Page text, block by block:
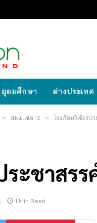
อุดมศึกษา ต่างประเทศ
» สพม.เขต 12 » โรงเรียนวิเชียร
ระชาสร
1 Min Read